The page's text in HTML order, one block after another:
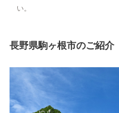
い。
長野県駒ヶ根市のご紹介